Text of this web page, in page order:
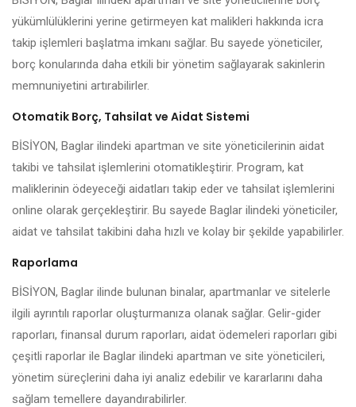
yükümlülüklerini yerine getirmeyen kat malikleri hakkında icra
takip işlemleri başlatma imkanı sağlar. Bu sayede yöneticiler,
borç konularında daha etkili bir yönetim sağlayarak sakinlerin
memnuniyetini artırabilirler.
Otomatik Borç, Tahsilat ve Aidat Sistemi
BİSİYON, Baglar ilindeki apartman ve site yöneticilerinin aidat
takibi ve tahsilat işlemlerini otomatikleştirir. Program, kat
maliklerinin ödeyeceği aidatları takip eder ve tahsilat işlemlerini
online olarak gerçekleştirir. Bu sayede Baglar ilindeki yöneticiler,
aidat ve tahsilat takibini daha hızlı ve kolay bir şekilde yapabilirler.
Raporlama
BİSİYON, Baglar ilinde bulunan binalar, apartmanlar ve sitelerle
ilgili ayrıntılı raporlar oluşturmanıza olanak sağlar. Gelir-gider
raporları, finansal durum raporları, aidat ödemeleri raporları gibi
çeşitli raporlar ile Baglar ilindeki apartman ve site yöneticileri,
yönetim süreçlerini daha iyi analiz edebilir ve kararlarını daha
sağlam temellere dayandırabilirler.